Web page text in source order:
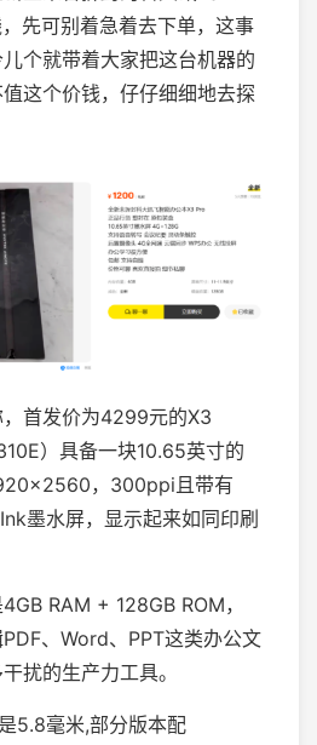
先可别着急着去下单，这事
个就带着大家把这台机器的
这个价钱，仔仔细细地去探
首发价为4299元的X3
）具备一块10.65英寸的
，300ppi且带有
墨水屏，显示起来如同印刷
RAM + 128GB ROM，
、Word、PPT这类办公文
扰的生产力工具。
5.8毫米,部分版本配